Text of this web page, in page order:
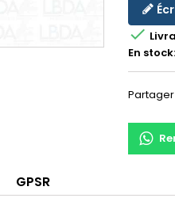

En stock:
Partager
GPSR